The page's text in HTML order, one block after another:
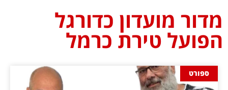
מדור מועדון כדורגל
הפועל טירת כרמל
ספורט